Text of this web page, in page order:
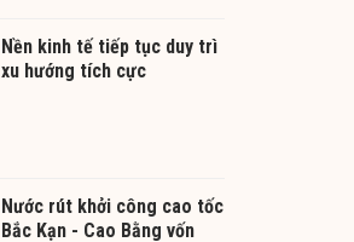
Nền kinh tế tiếp tục duy trì
xu hướng tích cực
Nước rút khởi công cao tốc
Bắc Kạn - Cao Bằng vốn